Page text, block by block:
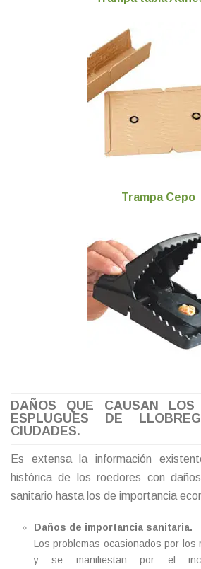
Trampa Cepo
DAÑOS QUE CAUSAN LOS
ESPLUGUES DE
CIUDADES.
Es extensa la información
histórica de los roedores con
sanitario hasta los de importancia
Daños de importancia sanitaria.
Los problemas ocasionados por los
y se manifiestan por el